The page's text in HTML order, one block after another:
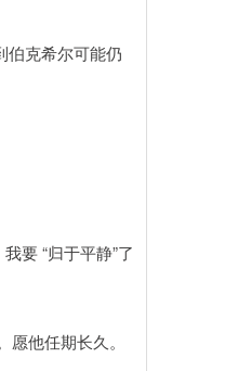
伯克希尔可能仍
要 “归于平静”了
他任期长久。